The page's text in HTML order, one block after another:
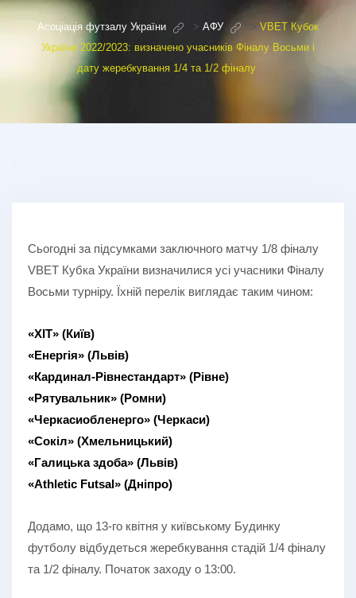
Асоціація футзалу України > АФУ > VBET Кубок
України 2022/2023: визначено учасників Фіналу Восьми і
дату жеребкування 1/4 та 1/2 фіналу
Сьогодні за підсумками заключного матчу 1/8 фіналу
VBET Кубка України визначилися усі учасники Фіналу
Восьми турніру. Їхній перелік виглядає таким чином:
«ХІТ» (Київ)
«Енергія» (Львів)
«Кардинал-Рівнестандарт» (Рівне)
«Рятувальник» (Ромни)
«Черкасиобленерго» (Черкаси)
«Сокіл» (Хмельницький)
«Галицька здоба» (Львів)
«Athletic Futsal» (Дніпро)
Додамо, що 13-го квітня у київському Будинку
футболу відбудеться жеребкування стадій 1/4 фіналу
та 1/2 фіналу. Початок заходу о 13:00.